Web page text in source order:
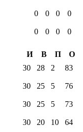
0 0 0 0
0 0 0
0
И В П
О
30 28 2 83
30 25 5 76
30 25 5 73
30 20 10 64